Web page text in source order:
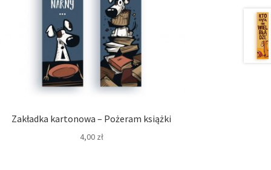
Zakładka kartonowa – Pożeram książki
4,00 zł